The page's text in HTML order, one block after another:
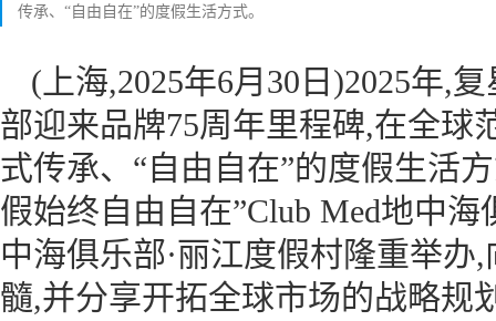
传承、“自由自在”的度假生活方式。
(上海,2025年6月30日)2025年,
部迎来品牌75周年里程碑,在全球
式传承、“自由自在”的度假生活
假始终自由自在”Club Med地中
中海俱乐部·丽江度假村隆重举
髓,并分享开拓全球市场的战略规